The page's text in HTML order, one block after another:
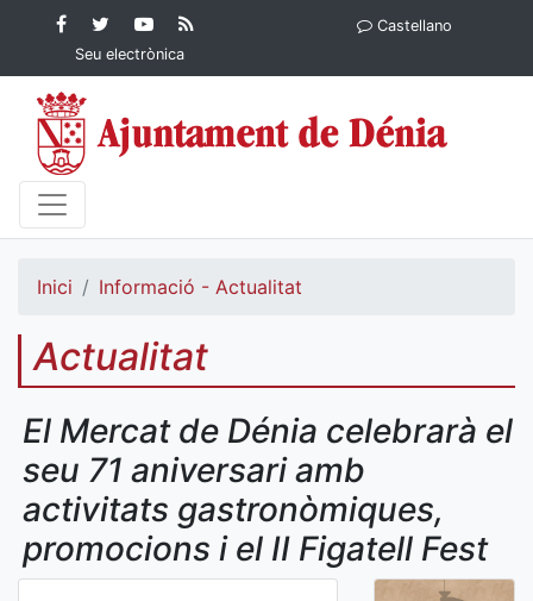
Contingut principalFacebook
Ajuntament de Dénia
Twitter
Ajuntament de
Dénia
YouTube
Ajuntament
de Dénia
Ajuntament
Seu electrònica
Castellano
Inici Informació - Actualitat
Actualitat
El Mercat de Dénia celebrarà el
seu 71 aniversari amb
activitats gastronòmiques,
promocions i el II Figatell Fest